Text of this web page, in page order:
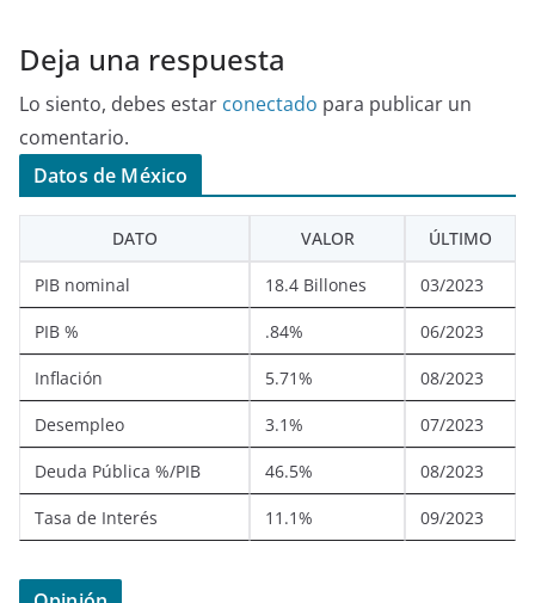
Deja una respuesta
Lo siento, debes estar conectado para publicar un
comentario.
Datos de México
DATO VALOR ÚLTIMO
PIB nominal 18.4 Billones 03/2023
PIB % .84% 06/2023
Inflación 5.71% 08/2023
Desempleo 3.1% 07/2023
Deuda Pública %/PIB 46.5% 08/2023
Tasa de Interés 11.1% 09/2023